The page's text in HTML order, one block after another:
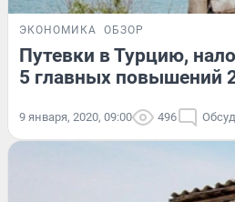
ЭКОНОМИКА ОБЗОР
Путевки в Турцию,
5 главных повышений
9 января, 2020, 09:00 496